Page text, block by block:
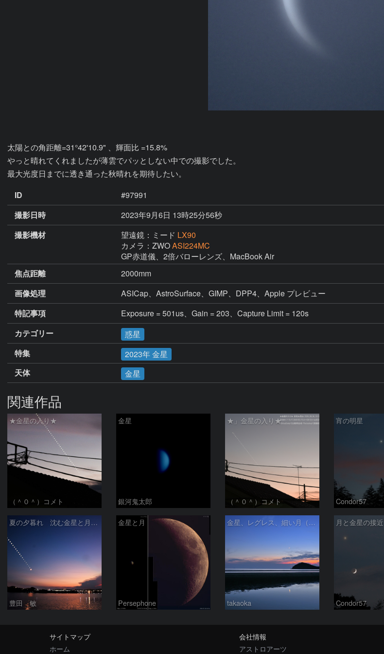
太陽との角距離=31°42'10.9" 、輝面比 =15.8%
やっと晴れてくれましたが薄雲でパッとしない中での撮影でした。
ID
#97991
撮影日時
2023年9月6日 13時25分56秒
撮影機材
望遠鏡：ミード LX90
カメラ：ZWOASI224MC
GP赤道儀、2倍バローレンズ、MacBook Air
焦点距離
2000mm
画像処理
ASICap、AstroSurface、GIMP、DPP4、Apple プレビュー
特記事項
Exposure = 501us、Gain = 203、Capture Limit = 120s
カテゴリー
惑星
特集
2023年 金星
天体
金星
関連作品
★金星の入り★
（＾０＾）コメト
金星
銀河鬼太郎
★」金星の入り★
（＾０＾）コメト
宵の明星
Condor57
夏の夕暮れ 沈む金星と月 2026/7/20
豊田 敏
金星と月
Persephone
金星、レグレス、細い月（７月１６日）
takaoka Condor57
サイトマップ
ホーム
会社情報
アストロアーツ